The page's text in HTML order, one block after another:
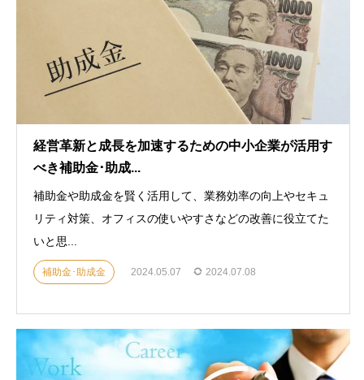
経営革新と成長を加速するための中小企業が活用す
べき補助金･助成...
補助金や助成金を賢く活用して、業務効率の向上やセキュ
リティ対策、オフィスの使いやすさなどの改善に役立てた
いと思...
補助金･助成金 2024.05.07 2024.07.08